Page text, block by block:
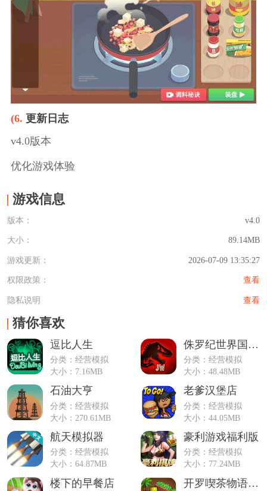
(6. 更新日志
v4.0版本
优化游戏体验
游戏信息
版本： v4.0
大小： 89.14MB
游戏更新： 2026-07-09 13:35:27
权限政策： 查看
隐私说明 查看
猜你喜欢
逗比人生
分类：经营模拟
大小：7.16MB
侏罗纪世界国际服
分类：经营模拟
大小：48.48MB
石油大亨
分类：经营模拟
大小：270.61MB
老爹汉堡店
分类：经营模拟
大小：44.05MB
航天模拟器
分类：经营模拟
大小：64.87MB
豪利游戏福利版
分类：经营模拟
大小：77.24MB
楼下的早餐店 开罗喫茶物语（喫茶ブレンド物語）